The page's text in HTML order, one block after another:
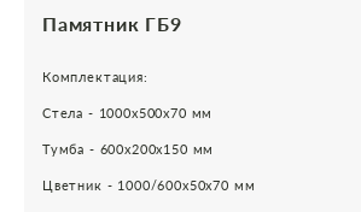
Памятник ГБ9
Комплектация:
Стела - 1000х500х70 мм
Тумба - 600х200х150 мм
Цветник - 1000/600х50х70 мм